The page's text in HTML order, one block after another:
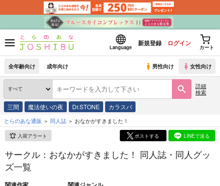
Language
新規登録 ログイン
カート
全年齢向け 成年向け 男性向け 女性向け
詳細
検索
三間 魔法使いの夜 Dr.STONE カラスバ
とらのあな通販 同人誌 おなかがすきました！
入荷アラート ポストする LINEで送る
サークル：おなかがすきました！ 同人誌・同人グッ
ズ一覧